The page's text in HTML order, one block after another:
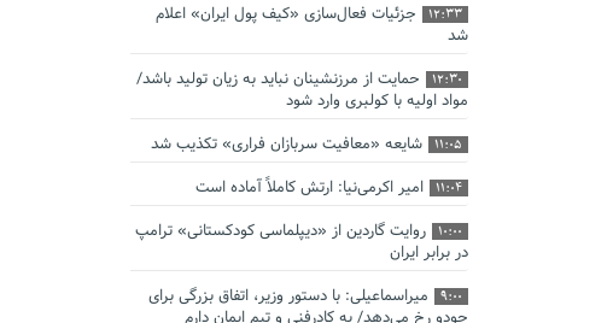
12:33
جزئیات فعال‌سازی «کیف پول ایران» اعلام
شد
12:30
حمایت از مرزنشینان نباید به زیان تولید باشد/
مواد اولیه با کولبری وارد شود
11:05 شایعه «معافیت سربازان فراری» تکذیب شد
11:04 امیر اکرمی‌نیا: ارتش کاملاً آماده است
10:00
روایت گاردین از «دیپلماسی کودکستانی» ترامپ
در برابر ایران
9:00
میراسماعیلی: با دستور وزیر، اتفاق بزرگی برای